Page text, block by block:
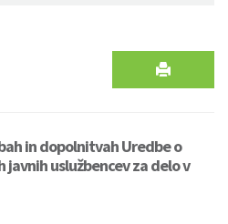
in dopolnitvah Uredbe o
uslužbencev za delo v